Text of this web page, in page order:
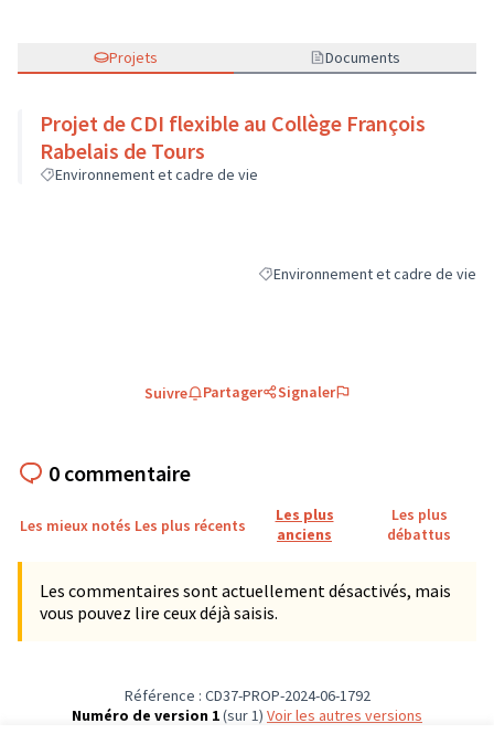
Projets Documents
Projet de CDI flexible au Collège François
Rabelais de Tours
Environnement et cadre de vie
Filtrer les résultats de la catégorie
Environnement et cadre de vie
Suivre Partager Signaler
0 commentaire
Les mieux notés Les plus récents
Les plus
anciens
Les plus
débattus
Les commentaires sont actuellement désactivés, mais
vous pouvez lire ceux déjà saisis.
Référence : CD37-PROP-2024-06-1792
Numéro de version 1(sur 1)
voir les autres versions